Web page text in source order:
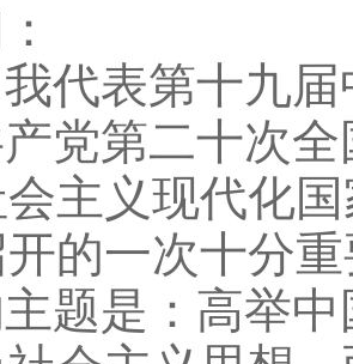
代表第十九
党第二十次
主义现代化
的一次十分
题是：高举